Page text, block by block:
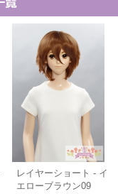
レイヤーショート - イ
エローブラウン09